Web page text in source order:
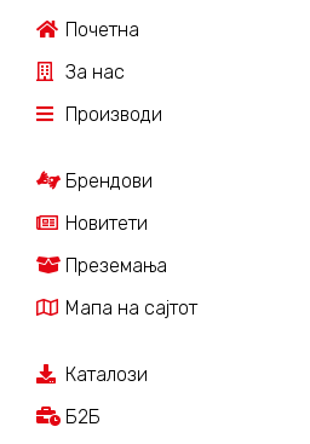
Почетна
За нас
Производи
Брендови
Новитети
Преземања
Мапа на сајтот
Каталози
Б2Б